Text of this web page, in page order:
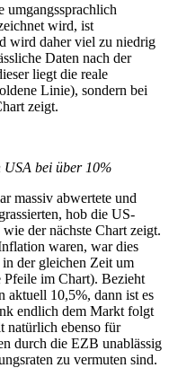
umgangssprachlich
wird, ist
wird daher viel zu niedrig
Daten nach der
liegt die reale
Linie), sondern bei
zeigt.
USA bei über 10%
massiv abwertete und
hob die US-
der nächste Chart zeigt.
waren, war dies
der gleichen Zeit um
Pfeile im Chart). Bezieht
aktuell 10,5%, dann ist es
endlich dem Markt folgt
natürlich ebenso für
durch die EZB unablässig
zu vermuten sind.